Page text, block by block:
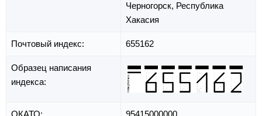
Черногорск, Республика
Хакасия
Почтовый индекс: 655162
Образец написания
индекса:
ОКАТО: 95415000000